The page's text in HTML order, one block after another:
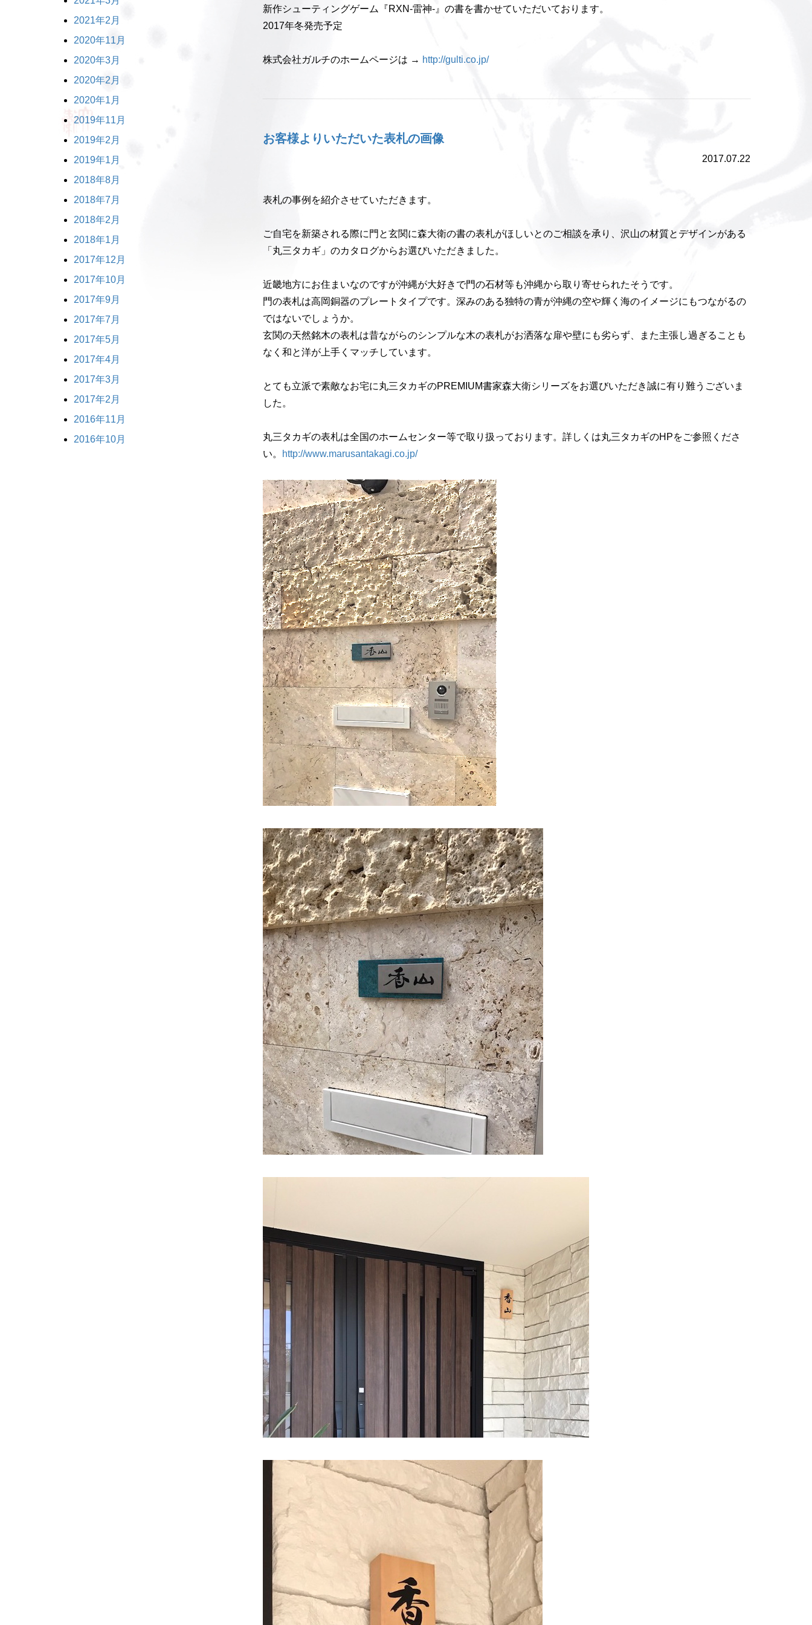
新作シューティングゲーム『RXN-雷神-』の書を書かせていただいております。
2017年冬発売予定
株式会社ガルチのホームページは → http://gulti.co.jp/
お客様よりいただいた表札の画像
2017.07.22
表札の事例を紹介させていただきます。
ご自宅を新築される際に門と玄関に森大衛の書の表札がほしいとのご相談を承り、沢山の材質とデザインがある
「丸三タカギ」のカタログからお選びいただきました。
近畿地方にお住まいなのですが沖縄が大好きで門の石材等も沖縄から取り寄せられたそうです。
門の表札は高岡銅器のプレートタイプです。深みのある独特の青が沖縄の空や輝く海のイメージにもつながるの
ではないでしょうか。
玄関の天然銘木の表札は昔ながらのシンプルな木の表札がお洒落な扉や壁にも劣らず、また主張し過ぎることも
なく和と洋が上手くマッチしています。
とても立派で素敵なお宅に丸三タカギのPREMIUM書家森大衛シリーズをお選びいただき誠に有り難うございま
した。
丸三タカギの表札は全国のホームセンター等で取り扱っております。詳しくは丸三タカギのHPをご参照くださ
い。
http://www.marusantakagi.co.jp/
2021年2月
2020年11月
2020年3月
2020年2月
2020年1月
2019年11月
2019年2月
2019年1月
2018年8月
2018年7月
2018年2月
2018年1月
2017年12月
2017年10月
2017年9月
2017年7月
2017年5月
2017年4月
2017年3月
2017年2月
2016年11月
2016年10月